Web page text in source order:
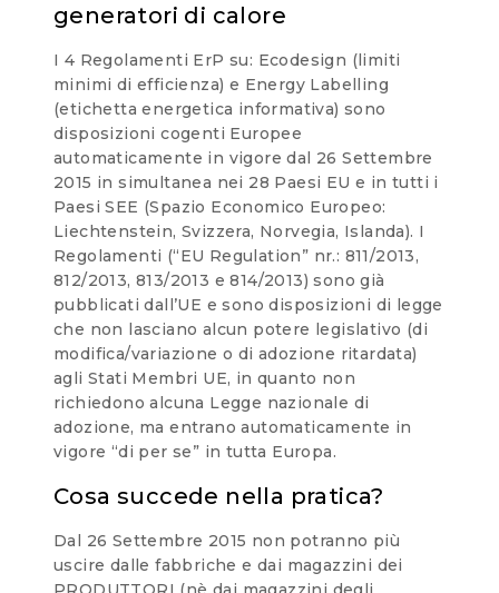
generatori di calore
I 4 Regolamenti ErP su: Ecodesign (limiti
minimi di efficienza) e Energy Labelling
(etichetta energetica informativa) sono
disposizioni cogenti Europee
automaticamente in vigore dal 26 Settembre
2015 in simultanea nei 28 Paesi EU e in tutti i
Paesi SEE (Spazio Economico Europeo:
Liechtenstein, Svizzera, Norvegia, Islanda). I
Regolamenti (“EU Regulation” nr.: 811/2013,
812/2013, 813/2013 e 814/2013) sono già
pubblicati dall’UE e sono disposizioni di legge
che non lasciano alcun potere legislativo (di
modifica/variazione o di adozione ritardata)
agli Stati Membri UE, in quanto non
richiedono alcuna Legge nazionale di
adozione, ma entrano automaticamente in
vigore “di per se” in tutta Europa.
Cosa succede nella pratica?
Dal 26 Settembre 2015 non potranno più
uscire dalle fabbriche e dai magazzini dei